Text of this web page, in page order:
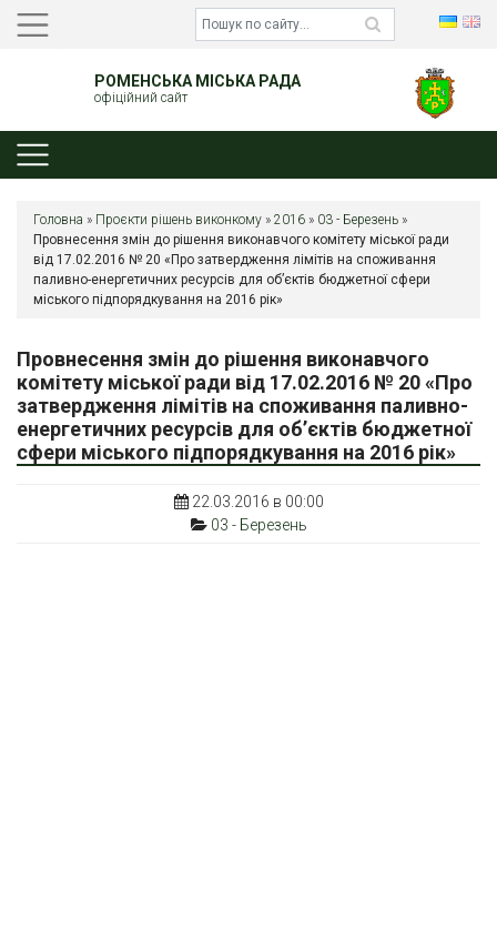
РОМЕНСЬКА МІСЬКА РАДА
офіційний сайт
Головна » Проєкти рішень виконкому » 2016 » 03 - Березень »
Провнесення змін до рішення виконавчого комітету міської ради
від 17.02.2016 № 20 «Про затвердження лімітів на споживання
паливно-енергетичних ресурсів для об’єктів бюджетної сфери
міського підпорядкування на 2016 рік»
Провнесення змін до рішення виконавчого
комітету міської ради від 17.02.2016 № 20 «Про
затвердження лімітів на споживання паливно-
енергетичних ресурсів для об’єктів бюджетної
сфери міського підпорядкування на 2016 рік»
22.03.2016 в 00:00
03 - Березень